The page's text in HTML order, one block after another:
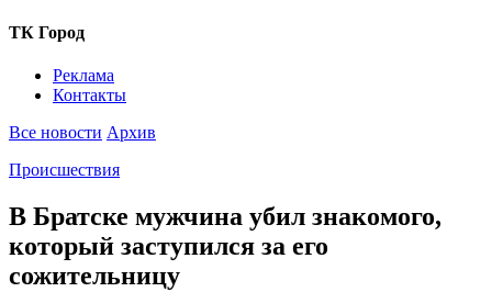
ТК Город
Реклама
Контакты
Все новости Архив
Происшествия
В Братске мужчина убил знакомого,
который заступился за его
сожительницу